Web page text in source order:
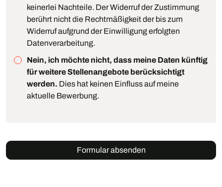
keinerlei Nachteile. Der Widerruf der Zustimmung
berührt nicht die Rechtmäßigkeit der bis zum
Widerruf aufgrund der Einwilligung erfolgten
Datenverarbeitung.
Nein, ich möchte nicht, dass meine Daten künftig
für weitere Stellenangebote berücksichtigt
werden. Dies hat keinen Einfluss auf meine
aktuelle Bewerbung.
Formular absenden